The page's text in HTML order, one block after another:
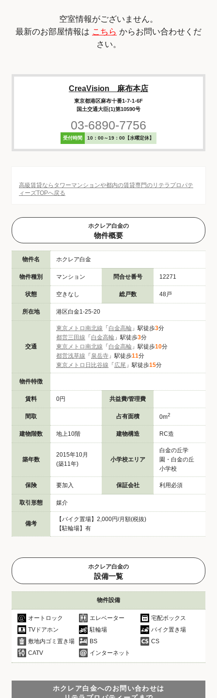
空室情報がございません。
最新のお部屋情報は こちら からお問い合わせくだ
さい。
CreaVision 麻布本店
東京都港区麻布十番1-7-1-6F
国土交通大臣(1)第10590号
03-6890-7756
受付時間 10：00～19：00【水曜定休】
高級賃貸ならタワーマンションや都内の賃貸専門のリテラプロパテ
ィーズTOPへ戻る
ホクレア白金の
物件概要
物件名 ホクレア白金
物件種別 マンション 問合せ番号 12271
状態 空きなし 総戸数 48戸
所在地 港区白金1-25-20
交通
東京メトロ南北線 「 白金高輪 」駅徒歩3分
都営三田線 「 白金高輪 」駅徒歩3分
東京メトロ南北線 「 白金高輪 」駅徒歩10分
都営浅草線 「 泉岳寺 」駅徒歩11分
東京メトロ日比谷線 「 広尾 」駅徒歩15分
物件特徴
賃料 0円 共益費/管理費
間取 占有面積 0m2
建物階数 地上10階 建物構造 RC造
築年数
2015年10月
(築11年)
小学校エリア
白金の丘学
園・白金の丘
小学校
保険 要加入 保証会社 利用必須
取引形態 媒介
備考
【バイク置場】2,000円/月額(税抜)
【駐輪場】有
ホクレア白金の
設備一覧
物件設備
オートロック エレベーター
宅配ボックス
TVドアホン
駐輪場
バイク置き場
敷地内ゴミ置き場
BS
CS
CATV
インターネット
ホクレア白金へのお問い合わせは